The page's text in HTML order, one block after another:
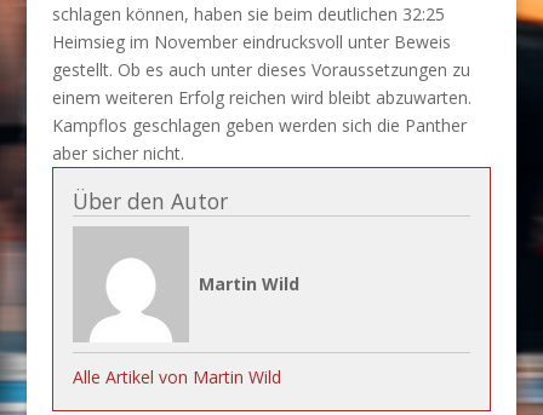
schlagen können, haben sie beim deutlichen 32:25
Heimsieg im November eindrucksvoll unter Beweis
gestellt. Ob es auch unter dieses Voraussetzungen zu
einem weiteren Erfolg reichen wird bleibt abzuwarten.
Kampflos geschlagen geben werden sich die Panther
aber sicher nicht.
Über den Autor
Martin Wild
Alle Artikel von Martin Wild